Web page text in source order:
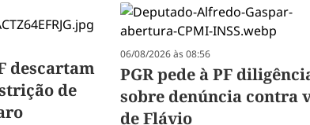
descartam
de
06/08/2026 às 08:56
PGR pede à PF
sobre denúncia contra
de Flávio